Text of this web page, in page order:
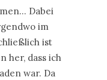
Dabei
im
ist
her, dass ich
war. Da